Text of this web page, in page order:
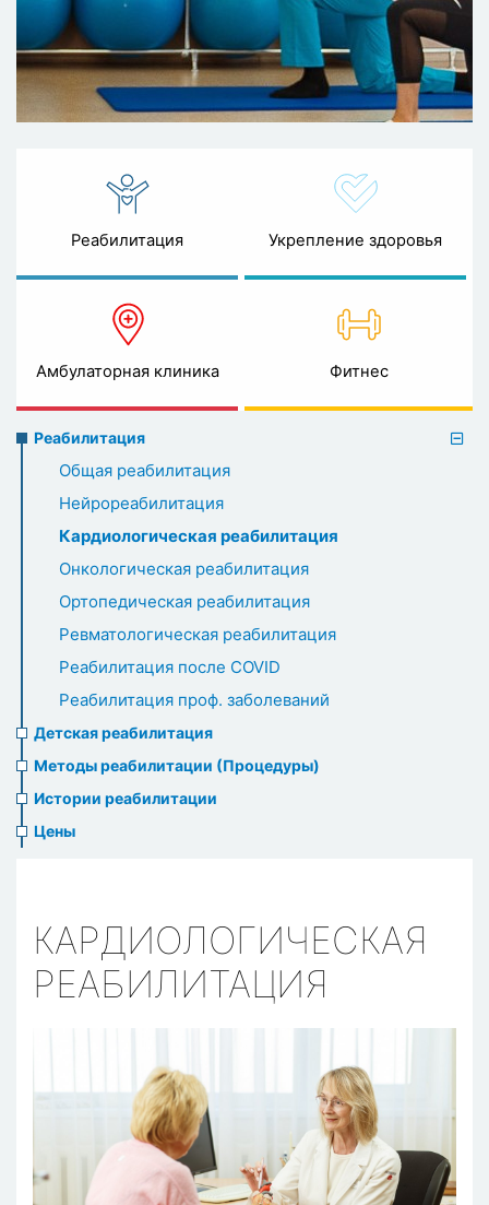
Реабилитация Укрепление здоровья
Амбулаторная клиника Фитнес
Rehabilitation
menu
Реабилитация
Общая реабилитация
Нейрореабилитация
Кардиологическая реабилитация
Онкологическая реабилитация
Ортопедическая реабилитация
Ревматологическая реабилитация
Реабилитация после COVID
Реабилитация проф. заболеваний
Детская реабилитация
Методы реабилитации (Процедуры)
Истории реабилитации
Цены
КАРДИОЛОГИЧЕСКАЯ
РЕАБИЛИТАЦИЯ